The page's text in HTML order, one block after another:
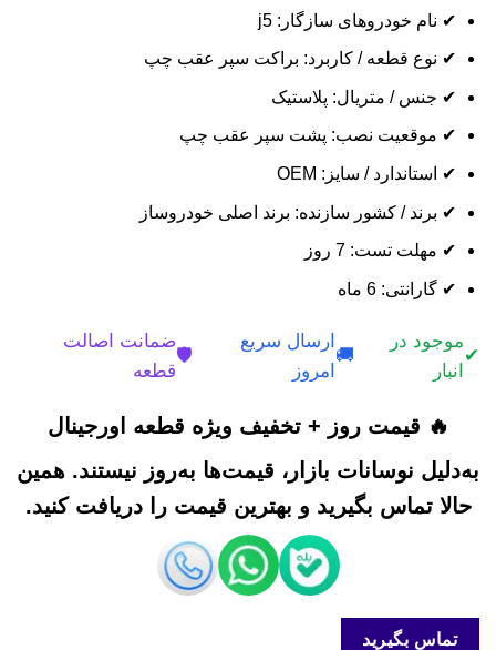
✔ نام خودروهای سازگار: j5
✔ نوع قطعه / کاربرد: براکت سپر عقب چپ
✔ جنس / متریال: پلاستیک
✔ موقعیت نصب: پشت سپر عقب چپ
✔ استاندارد / سایز: OEM
✔ برند / کشور سازنده: برند اصلی خودروساز
✔ مهلت تست: 7 روز
✔ گارانتی: 6 ماه
✔
موجود در
انبار
🚚
ارسال سریع
امروز
🛡️
ضمانت اصالت
قطعه
🔥 قیمت روز + تخفیف ویژه قطعه اورجینال
به‌دلیل نوسانات بازار، قیمت‌ها به‌روز نیستند. همین
حالا تماس بگیرید و بهترین قیمت را دریافت کنید.
تماس بگیرید